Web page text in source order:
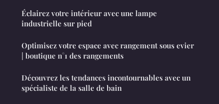
Éclairez votre intérieur avec une lampe
industrielle sur pied
Optimisez votre espace avec rangement sous evier
| boutique n°1 des rangements
Découvrez les tendances incontournables avec un
spécialiste de la salle de bain